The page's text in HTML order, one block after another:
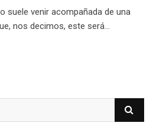
suele venir acompañada de una
nos decimos, este será…